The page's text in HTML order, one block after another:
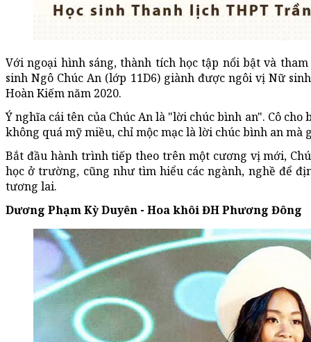
Với ngoại hình sáng, thành tích học tập nổi bật và
sinh Ngô Chúc An (lớp 11D6) giành được ngôi vị Nữ
Hoàn Kiếm năm 2020.
Ý nghĩa cái tên của Chúc An là "lời chúc bình an". Cô
không quá mỹ miều, chỉ mộc mạc là lời chúc bình an
Bắt đầu hành trình tiếp theo trên một cương vị mới,
học ở trường, cũng như tìm hiểu các ngành, nghề để
tương lai.
Dương Phạm Kỳ Duyên - Hoa khôi ĐH Phương Đông